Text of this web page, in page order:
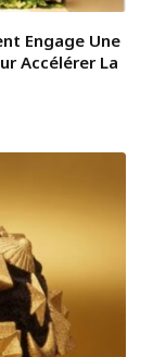
Engage Une
Accélérer La